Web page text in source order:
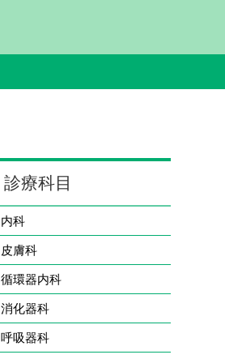
診療科目
内科
皮膚科
循環器内科
消化器科
呼吸器科